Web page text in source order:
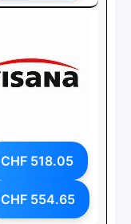
CHF 518.05
CHF 554.65